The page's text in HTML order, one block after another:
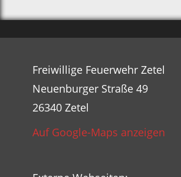
Freiwillige Feuerwehr Zetel
Neuenburger Straße 49
26340 Zetel
Auf Google-Maps anzeigen